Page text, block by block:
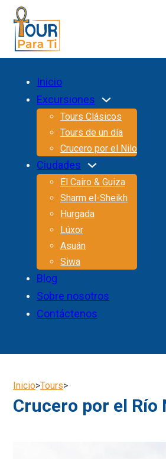
Inicio
Excursiones
Tours Clásicos
Tours de un día
Crucero por el Nilo
Ciudades
El Cairo & Guiza
Sharm el-Sheikh
Hurgada
Lúxor
Asuán
Siwa
Blog
Sobre nosotros
Contáctenos
Inicio>Tours>
Crucero por el Río